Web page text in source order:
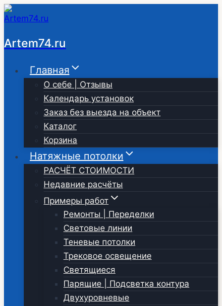
Перейти
к
содержимому
Artem74.ru
Главная
О себе | Отзывы
Календарь установок
Заказ без выезда на объект
Каталог
Корзина
Натяжные потолки
РАСЧЁТ СТОИМОСТИ
Недавние расчёты
Примеры работ
Ремонты | Переделки
Световые линии
Теневые потолки
Трековое освещение
Светящиеся
Парящие | Подсветка контура
Двухуровневые